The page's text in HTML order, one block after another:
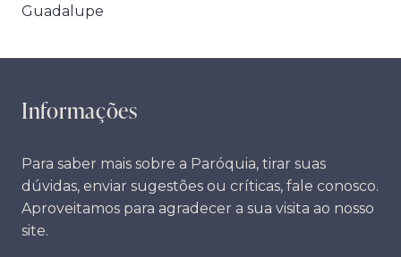
Post
Guadalupe
Informações
Para saber mais sobre a Paróquia, tirar suas
dúvidas, enviar sugestões ou críticas, fale conosco.
Aproveitamos para agradecer a sua visita ao nosso
site.